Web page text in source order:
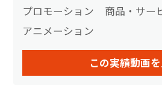
プロモーション 商品・サー
アニメーション
この実績動画